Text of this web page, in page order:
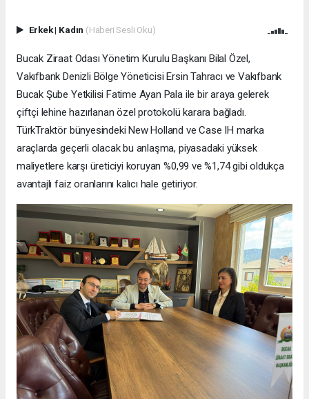
Erkek| Kadın (Haberi Sesli Oku)
Bucak Ziraat Odası Yönetim Kurulu Başkanı Bilal Özel,
Vakıfbank Denizli Bölge Yöneticisi Ersin Tahracı ve Vakıfbank
Bucak Şube Yetkilisi Fatime Ayan Pala ile bir araya gelerek
çiftçi lehine hazırlanan özel protokolü karara bağladı.
TürkTraktör bünyesindeki New Holland ve Case IH marka
araçlarda geçerli olacak bu anlaşma, piyasadaki yüksek
maliyetlere karşı üreticiyi koruyan %0,99 ve %1,74 gibi oldukça
avantajlı faiz oranlarını kalıcı hale getiriyor.